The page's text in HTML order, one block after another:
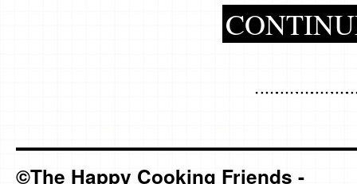
©The Happy Cooking Friends -